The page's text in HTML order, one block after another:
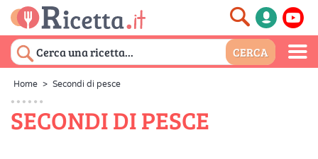
Home > Secondi di pesce
SECONDI DI PESCE